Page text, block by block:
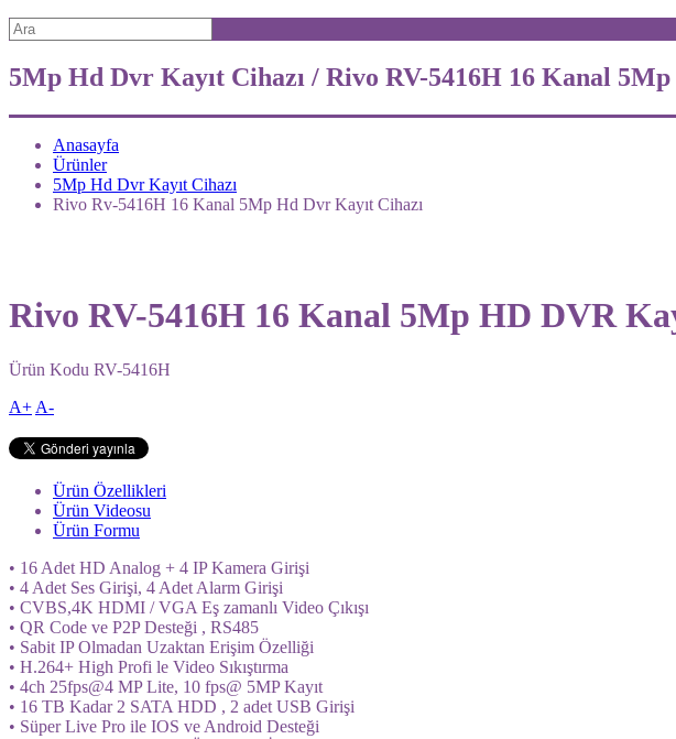
5Mp Hd Dvr Kayıt Cihazı / Rivo RV-5416H 16 Kanal
Anasayfa
Ürünler
5Mp Hd Dvr Kayıt Cihazı
Rivo Rv-5416H 16 Kanal 5Mp Hd Dvr Kayıt Cihazı
Rivo RV-5416H 16 Kanal 5Mp HD DVR
Ürün Kodu RV-5416H
A+ A-
Ürün Özellikleri
Ürün Videosu
Ürün Formu
• 16 Adet HD Analog + 4 IP Kamera Girişi
• 4 Adet Ses Girişi, 4 Adet Alarm Girişi
• CVBS,4K HDMI / VGA Eş zamanlı Video Çıkışı
• QR Code ve P2P Desteği , RS485
• Sabit IP Olmadan Uzaktan Erişim Özelliği
• H.264+ High Profi le Video Sıkıştırma
• 4ch 25fps@4 MP Lite, 10 fps@ 5MP Kayıt
• 16 TB Kadar 2 SATA HDD , 2 adet USB Girişi
• Süper Live Pro ile IOS ve Android Desteği